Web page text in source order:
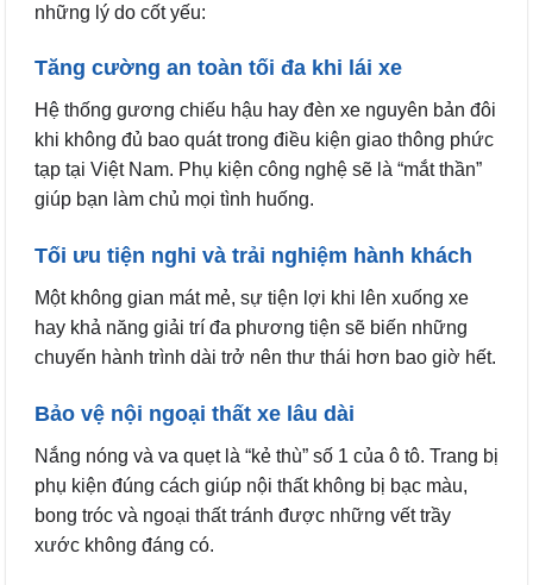
những lý do cốt yếu:
Tăng cường an toàn tối đa khi lái xe
Hệ thống gương chiếu hậu hay đèn xe nguyên bản đôi
khi không đủ bao quát trong điều kiện giao thông phức
tạp tại Việt Nam. Phụ kiện công nghệ sẽ là “mắt thần”
giúp bạn làm chủ mọi tình huống.
Tối ưu tiện nghi và trải nghiệm hành khách
Một không gian mát mẻ, sự tiện lợi khi lên xuống xe
hay khả năng giải trí đa phương tiện sẽ biến những
chuyến hành trình dài trở nên thư thái hơn bao giờ hết.
Bảo vệ nội ngoại thất xe lâu dài
Nắng nóng và va quẹt là “kẻ thù” số 1 của ô tô. Trang bị
phụ kiện đúng cách giúp nội thất không bị bạc màu,
bong tróc và ngoại thất tránh được những vết trầy
xước không đáng có.